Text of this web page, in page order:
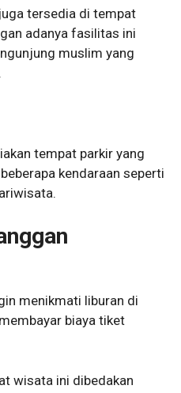
tersedia di tempat
adanya fasilitas ini
muslim yang
tempat parkir yang
kendaraan seperti
menikmati liburan di
biaya tiket
wisata ini dibedakan